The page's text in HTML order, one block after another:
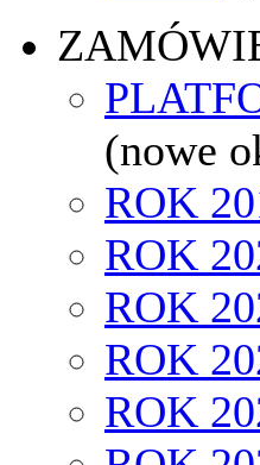
(nowe
ROK
ROK
ROK
ROK
ROK